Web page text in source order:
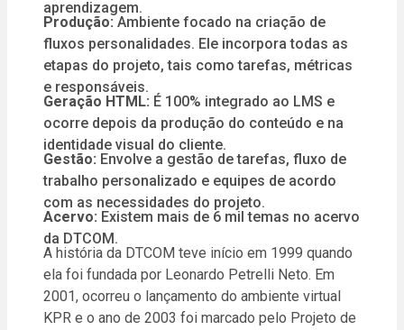
aprendizagem.
Produção: Ambiente focado na criação de
fluxos personalidades. Ele incorpora todas as
etapas do projeto, tais como tarefas, métricas
e responsáveis.
Geração HTML: É 100% integrado ao LMS e
ocorre depois da produção do conteúdo e na
identidade visual do cliente.
Gestão: Envolve a gestão de tarefas, fluxo de
trabalho personalizado e equipes de acordo
com as necessidades do projeto.
Acervo: Existem mais de 6 mil temas no acervo
da DTCOM.
A história da DTCOM teve início em 1999 quando
ela foi fundada por Leonardo Petrelli Neto. Em
2001, ocorreu o lançamento do ambiente virtual
KPR e o ano de 2003 foi marcado pelo Projeto de